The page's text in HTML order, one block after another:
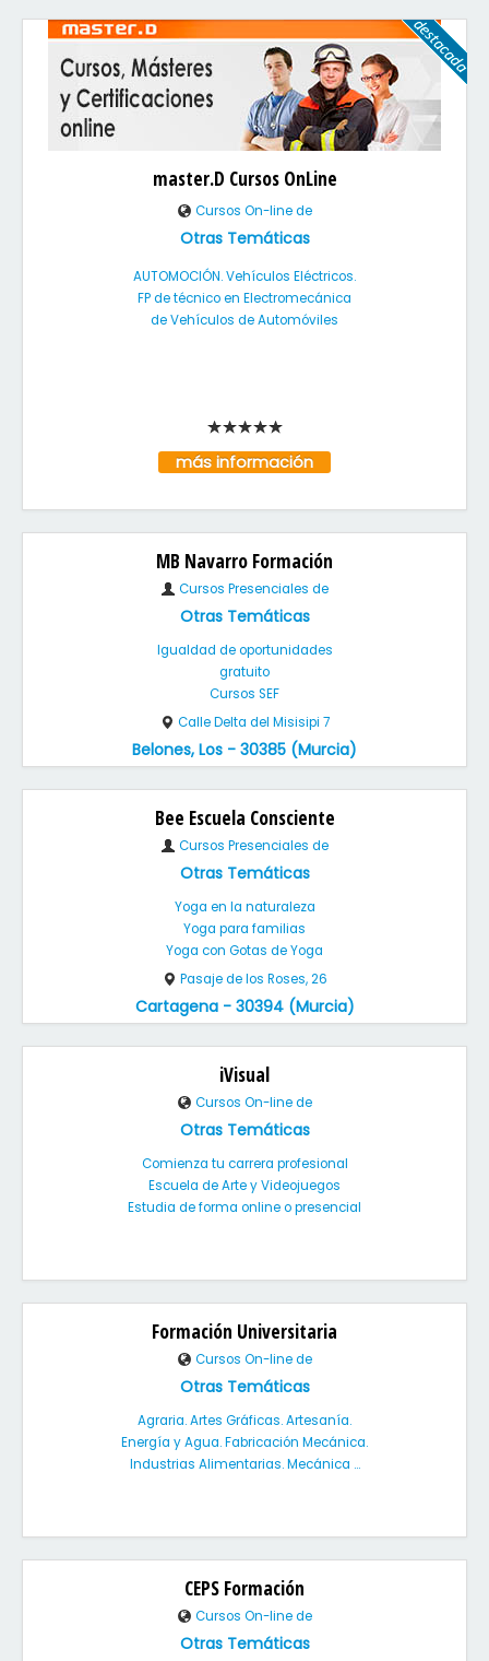
master.D Cursos OnLine
Cursos On-line de
Otras Temáticas
AUTOMOCIÓN. Vehículos Eléctricos.
FP de técnico en Electromecánica
de Vehículos de Automóviles
más información
MB Navarro Formación
Cursos Presenciales de
Otras Temáticas
Igualdad de oportunidades
gratuito
Cursos SEF
Calle Delta del Misisipi 7
Belones, Los - 30385 (Murcia)
Bee Escuela Consciente
Cursos Presenciales de
Otras Temáticas
Yoga en la naturaleza
Yoga para familias
Yoga con Gotas de Yoga
Pasaje de los Roses, 26
Cartagena - 30394 (Murcia)
iVisual
Cursos On-line de
Otras Temáticas
Comienza tu carrera profesional
Escuela de Arte y Videojuegos
Estudia de forma online o presencial
Formación Universitaria
Cursos On-line de
Otras Temáticas
Agraria. Artes Gráficas. Artesanía.
Energía y Agua. Fabricación Mecánica.
Industrias Alimentarias. Mecánica ...
CEPS Formación
Cursos On-line de
Otras Temáticas